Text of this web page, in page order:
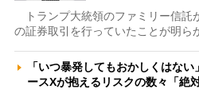
トランプ大統領のファミリー信託
の証券取引を行っていたことが明ら
「いつ暴発してもおかしくはな
ースXが抱えるリスクの数々「絶